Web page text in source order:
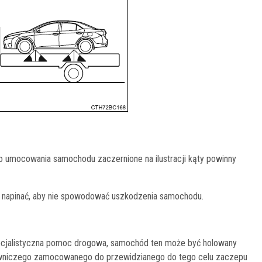
umocowania samochodu zaczernione na ilustracji kąty powinny
aby nie spowodować uszkodzenia samochodu.
pomoc drogowa, samochód ten może być holowany
zamocowanego do przewidzianego do tego celu zaczepu